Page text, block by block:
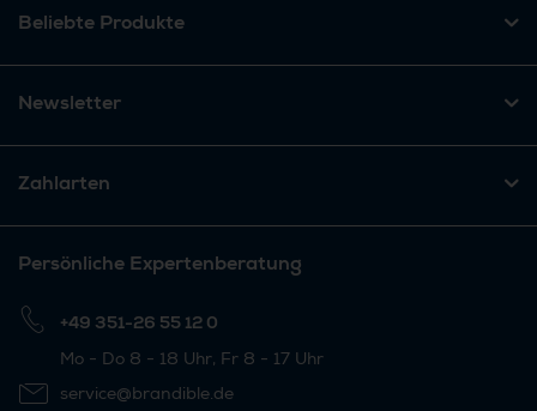
Beliebte Produkte
Newsletter
Zahlarten
Persönliche Expertenberatung
+49 351-26 55 12 0
Mo - Do 8 - 18 Uhr, Fr 8 - 17 Uhr
service@brandible.de